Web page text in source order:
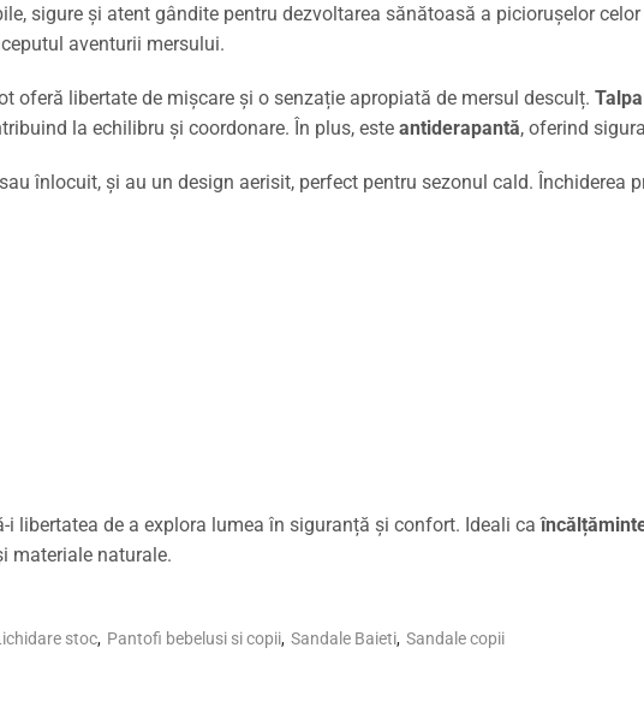
sigure și atent gândite pentru dezvoltarea sănătoasă a piciorușelor
aventurii mersului.
oferă libertate de mișcare și o senzație apropiată de mersul desculț.
la echilibru și coordonare. În plus, este antiderapantă, oferind
înlocuit, și au un design aerisit, perfect pentru sezonul cald.
i libertatea de a explora lumea în siguranță și confort. Ideali ca
materiale naturale.
stoc, Pantofi bebelusi si copii, Sandale Baieti, Sandale copii